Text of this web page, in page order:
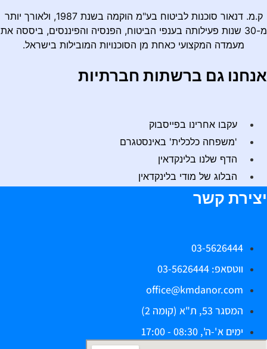
ק.מ. דנאור סוכנות לביטוח בע"מ הוקמה בשנת 1987, ולאורך יותר
מ-30 שנות פעילותה בענפי הביטוח, הפנסיה והפיננסים, ביססה את
מעמדה המקצועי כאחת מן הסוכנויות המובילות בישראל.
גם ברשתות חברתיות
עקבו אחרינו בפייסבוק
'משפחה כלכלית' באינסטגרם
הדף שלנו בלינקדאין
הבלוג של מודי בלינקדאין
קשר
03-5626444
ווטסאפ: 03-5626444
office@kmdanor.com
המסגר 53, ת"א (קומה 2)
ימים א'-ה', 08:30 - 17:00